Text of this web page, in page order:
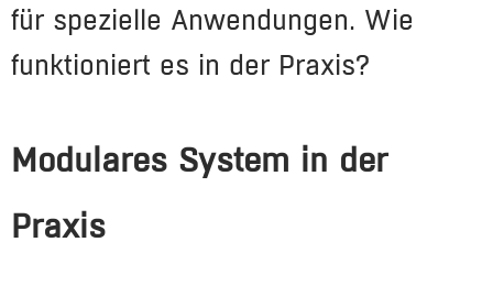
für spezielle Anwendungen. Wie
funktioniert es in der Praxis?
Modulares System in der
Praxis